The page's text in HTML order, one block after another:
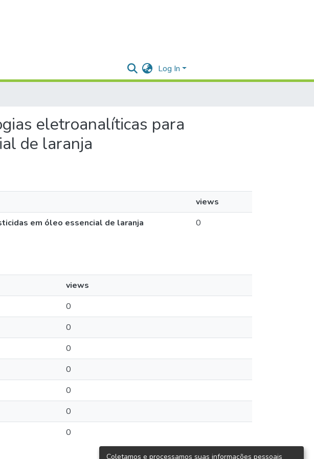
Log In
eletroanalíticas para
de laranja
views
em óleo essencial de laranja
0
views
0
0
0
0
0
0
0
Coletamos e processamos suas informações pessoais